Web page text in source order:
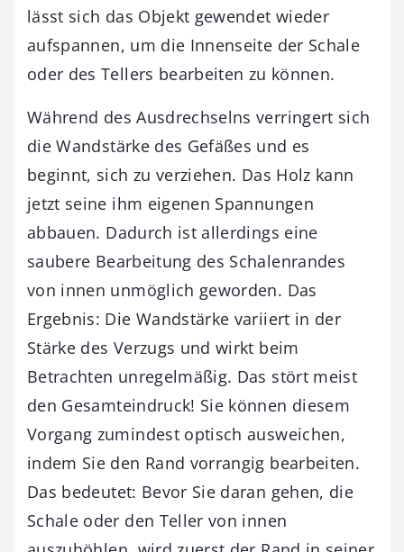
lässt sich das Objekt gewendet wieder
aufspannen, um die Innenseite der Schale
oder des Tellers bearbeiten zu können.
Während des Ausdrechselns verringert sich
die Wandstärke des Gefäßes und es
beginnt, sich zu verziehen. Das Holz kann
jetzt seine ihm eigenen Spannungen
abbauen. Dadurch ist allerdings eine
saubere Bearbeitung des Schalenrandes
von innen unmöglich geworden. Das
Ergebnis: Die Wandstärke variiert in der
Stärke des Verzugs und wirkt beim
Betrachten unregelmäßig. Das stört meist
den Gesamteindruck! Sie können diesem
Vorgang zumindest optisch ausweichen,
indem Sie den Rand vorrangig bearbeiten.
Das bedeutet: Bevor Sie daran gehen, die
Schale oder den Teller von innen